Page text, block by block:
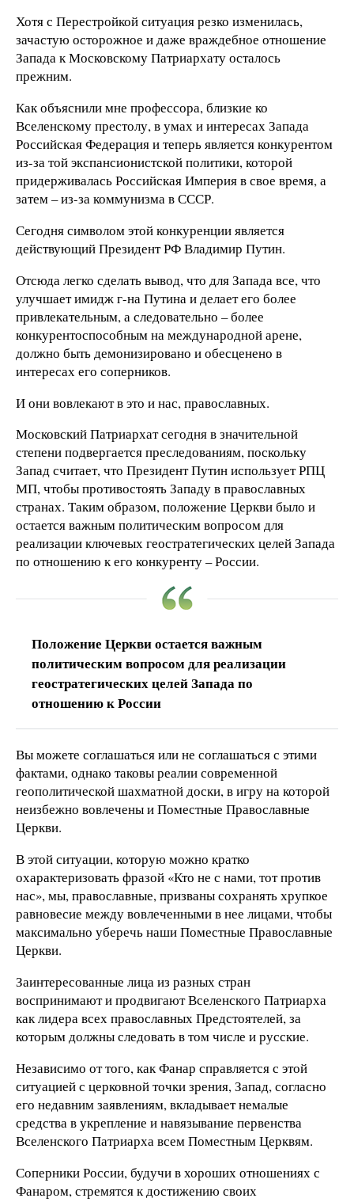
Хотя с Перестройкой ситуация резко изменилась,
зачастую осторожное и даже враждебное отношение
Запада к Московскому Патриархату осталось
прежним.
Как объяснили мне профессора, близкие ко
Вселенскому престолу, в умах и интересах Запада
Российская Федерация и теперь является конкурентом
из-за той экспансионистской политики, которой
придерживалась Российская Империя в свое время, а
затем – из-за коммунизма в СССР.
Сегодня символом этой конкуренции является
действующий Президент РФ Владимир Путин.
Отсюда легко сделать вывод, что для Запада все, что
улучшает имидж г-на Путина и делает его более
привлекательным, а следовательно – более
конкурентоспособным на международной арене,
должно быть демонизировано и обесценено в
интересах его соперников.
И они вовлекают в это и нас, православных.
Московский Патриархат сегодня в значительной
степени подвергается преследованиям, поскольку
Запад считает, что Президент Путин использует РПЦ
МП, чтобы противостоять Западу в православных
странах. Таким образом, положение Церкви было и
остается важным политическим вопросом для
реализации ключевых геостратегических целей Запада
по отношению к его конкуренту – России.
Положение Церкви остается важным
политическим вопросом для реализации
геостратегических целей Запада по
отношению к России
Вы можете соглашаться или не соглашаться с этими
фактами, однако таковы реалии современной
геополитической шахматной доски, в игру на которой
неизбежно вовлечены и Поместные Православные
Церкви.
В этой ситуации, которую можно кратко
охарактеризовать фразой «Кто не с нами, тот против
нас», мы, православные, призваны сохранять хрупкое
равновесие между вовлеченными в нее лицами, чтобы
максимально уберечь наши Поместные Православные
Церкви.
Заинтересованные лица из разных стран
воспринимают и продвигают Вселенского Патриарха
как лидера всех православных Предстоятелей, за
которым должны следовать в том числе и русские.
Независимо от того, как Фанар справляется с этой
ситуацией с церковной точки зрения, Запад, согласно
его недавним заявлениям, вкладывает немалые
средства в укрепление и навязывание первенства
Вселенского Патриарха всем Поместным Церквям.
Соперники России, будучи в хороших отношениях с
Фанаром, стремятся к достижению своих